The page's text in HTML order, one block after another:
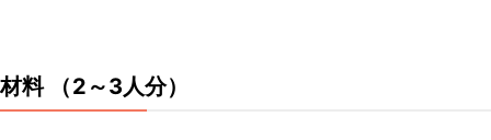
材料 （2～3人分）